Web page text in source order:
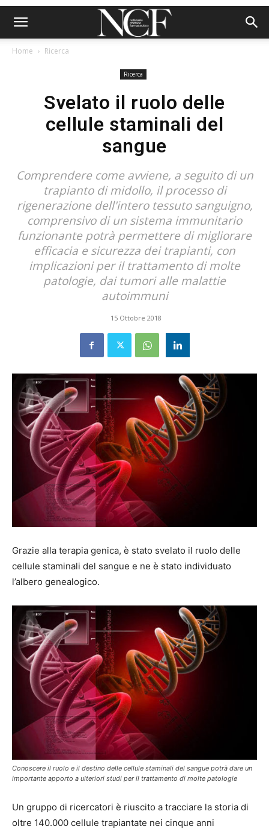
Home Ricerca
Ricerca
Svelato il ruolo delle
cellule staminali del
sangue
Comprendere come avviene, a seguito di un
trapianto di midollo, il processo di
rigenerazione dell'intero tessuto sanguigno,
comprensivo di un sistema immunitario
funzionante potrà permettere di migliorare
efficacia e sicurezza dei trapianti, con
implicazioni per il trattamento di molte
patologie, dai tumori alle malattie
autoimmuni
15 Ottobre 2018
Grazie alla terapia genica, è stato svelato il ruolo delle
cellule staminali del sangue e ne è stato individuato
l’albero genealogico.
Conoscere il ruolo e il destino delle cellule staminali del sangue potrà dare un
importante apporto a ulteriori studi per il trattamento di molte patologie
Un gruppo di ricercatori è riuscito a tracciare la storia di
oltre 140.000 cellule trapiantate nei cinque anni